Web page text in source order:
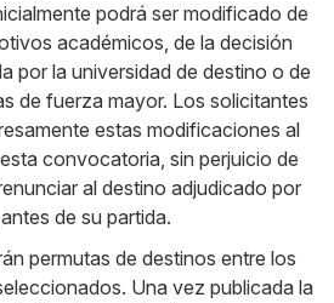
podrá ser modificado de
académicos, de la decisión
por la universidad de destino o de
de fuerza mayor. Los solicitantes
estas modificaciones al
convocatoria, sin perjuicio de
al destino adjudicado por
de su partida.
permutas de destinos entre los
Una vez publicada la